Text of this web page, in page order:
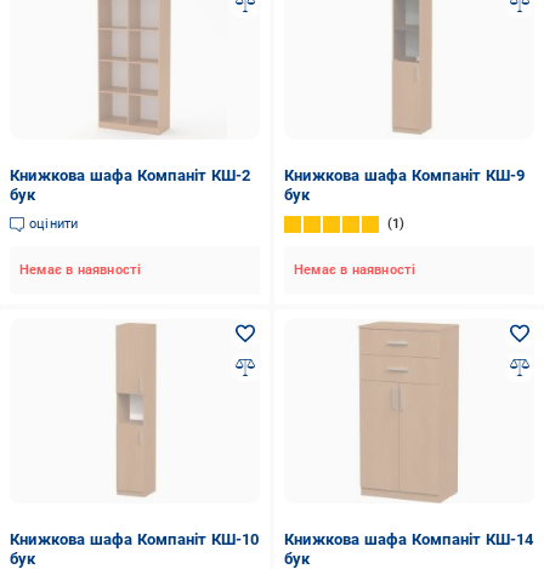
Книжкова шафа Компаніт КШ-2
бук
оцінити
Немає в наявності
Книжкова шафа Компаніт КШ-9
бук
1
Немає в наявності
Книжкова шафа Компаніт КШ-10
бук
Книжкова шафа Компаніт КШ-14
бук